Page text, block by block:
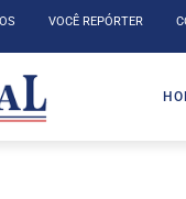
VOCÊ REPÓRTER